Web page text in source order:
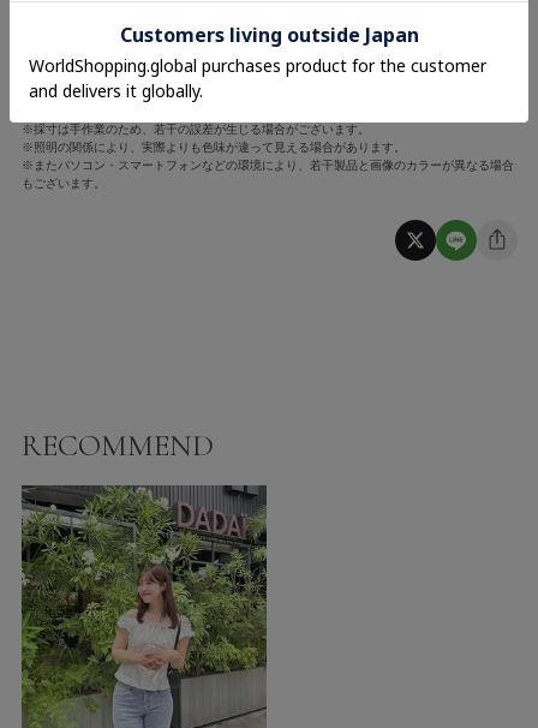
F 38cm 24cm 32cm 90cm
※採寸は手作業のため、若干の誤差が生じる場合がございます。
※照明の関係により、実際よりも色味が違って見える場合があります。
※またパソコン・スマートフォンなどの環境により、若干製品と画像のカラーが異なる場合
もございます。
RECOMMEND